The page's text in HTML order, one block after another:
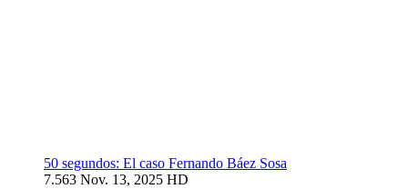
50 segundos: El caso Fernando Báez Sosa
7.563 Nov. 13, 2025 HD